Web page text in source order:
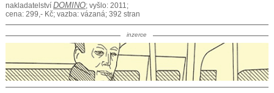
nakladatelství DOMINO; vyšlo: 2011;
cena: 299,- Kč; vazba: vázaná; 392 stran
inzerce